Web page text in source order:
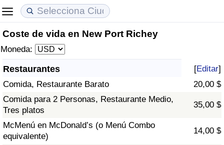
Coste de vida en New Port Richey
Moneda:
Restaurantes [Editar]
Comida, Restaurante Barato
20,00 $
Comida para 2 Personas, Restaurante Medio,
Tres platos
35,00 $
McMenú en McDonald’s (o Menú Combo
equivalente)
14,00 $
Coste de vida
Índice de Costo de Vida
Índice de costo de vida por país
en aqaba
Precios de las propiedades
Índice de Precios de Inmuebles
Índice de Precios de Inmuebles por País
Calidad de Vida
Índice de Calidad de Vida (Actual)
Índice de calidad de vida por país
Delincuencia